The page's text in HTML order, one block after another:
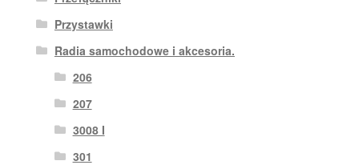
Przystawki
Radia samochodowe i akcesoria.
206
207
3008 I
301